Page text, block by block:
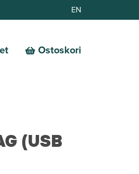
EN
Ostoskori
(USB